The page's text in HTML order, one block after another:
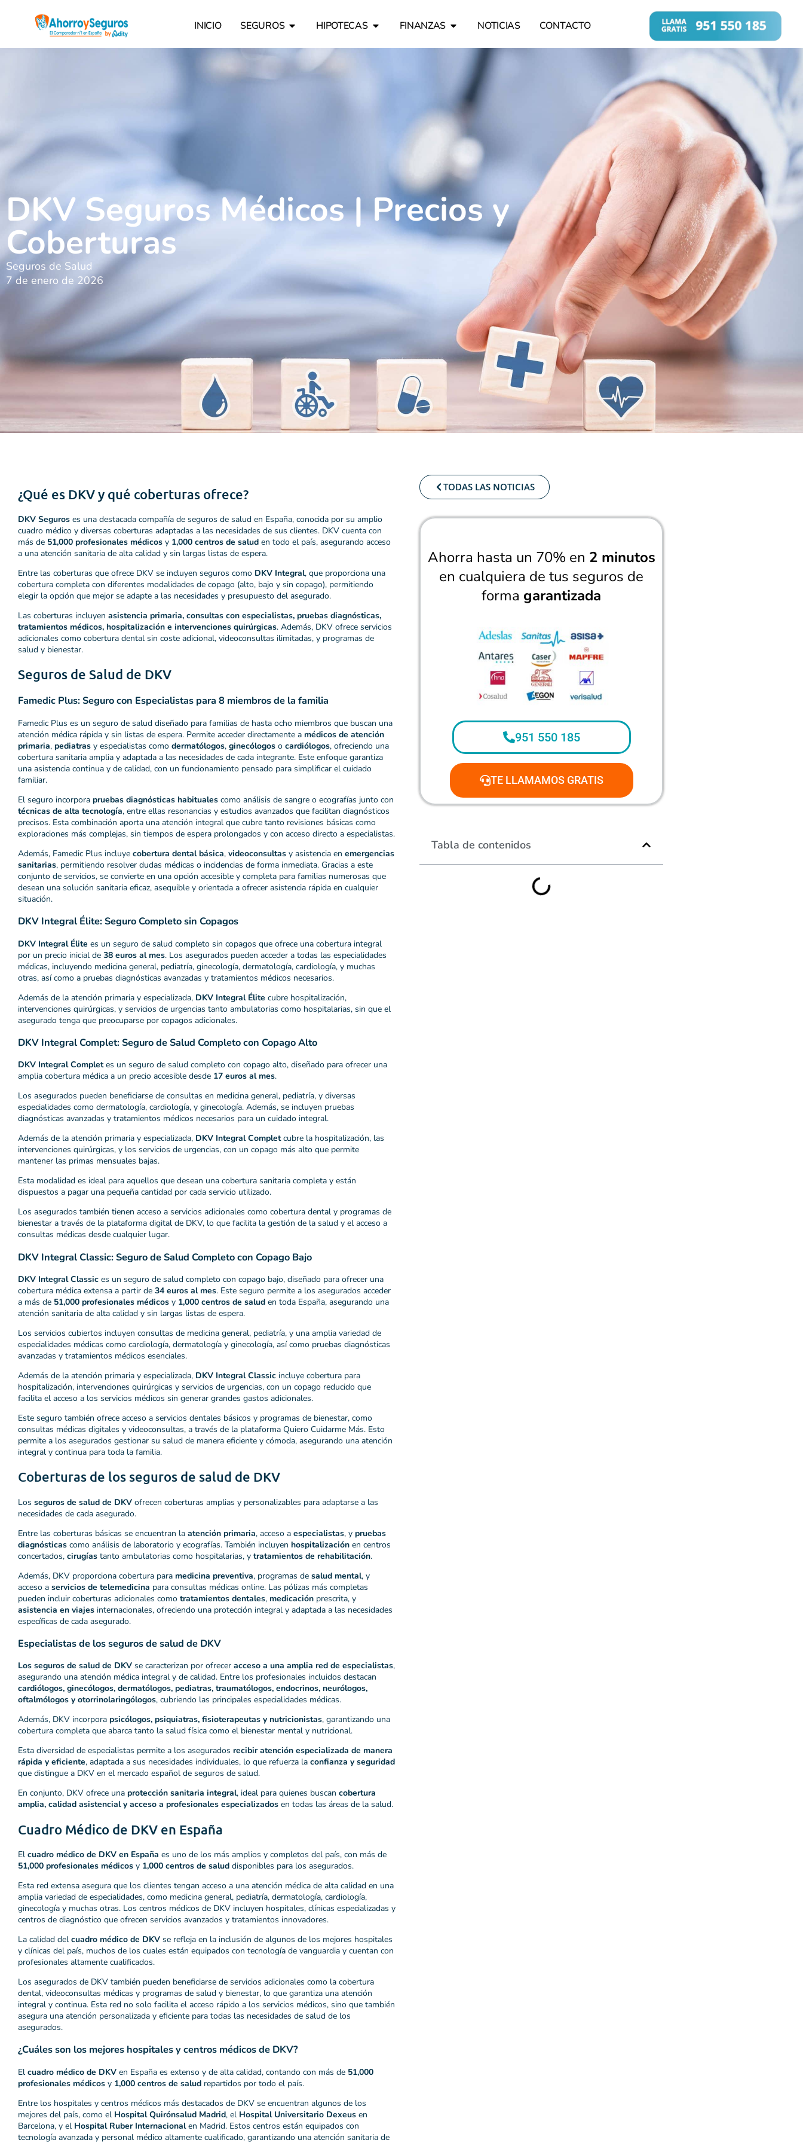
INICIO SEGUROS HIPOTECAS FINANZAS NOTICIAS CONTACTO
DKV Seguros Médicos | Precios y
Coberturas
Seguros de Salud
7 de enero de 2026
¿Qué es DKV y qué coberturas ofrece?
DKV Seguros es una destacada compañía de seguros de salud en España, conocida por su amplio
cuadro médico y diversas coberturas adaptadas a las necesidades de sus clientes. DKV cuenta con
más de 51,000 profesionales médicos y 1,000 centros de salud en todo el país, asegurando acceso
a una atención sanitaria de alta calidad y sin largas listas de espera​​.
Entre las coberturas que ofrece DKV se incluyen seguros como DKV Integral, que proporciona una
cobertura completa con diferentes modalidades de copago (alto, bajo y sin copago), permitiendo
elegir la opción que mejor se adapte a las necesidades y presupuesto del asegurado.
Las coberturas incluyen asistencia primaria, consultas con especialistas, pruebas diagnósticas,
tratamientos médicos, hospitalización e intervenciones quirúrgicas. Además, DKV ofrece servicios
adicionales como cobertura dental sin coste adicional, videoconsultas ilimitadas, y programas de
salud y bienestar​.
Seguros de Salud de DKV
Famedic Plus: Seguro con Especialistas para 8 miembros de la familia
Famedic Plus es un seguro de salud diseñado para familias de hasta ocho miembros que buscan una
atención médica rápida y sin listas de espera. Permite acceder directamente a médicos de atención
primaria, pediatras y especialistas como dermatólogos, ginecólogos o cardiólogos, ofreciendo una
cobertura sanitaria amplia y adaptada a las necesidades de cada integrante. Este enfoque garantiza
una asistencia continua y de calidad, con un funcionamiento pensado para simplificar el cuidado
familiar.
El seguro incorpora pruebas diagnósticas habituales como análisis de sangre o ecografías junto con
técnicas de alta tecnología, entre ellas resonancias y estudios avanzados que facilitan diagnósticos
precisos. Esta combinación aporta una atención integral que cubre tanto revisiones básicas como
exploraciones más complejas, sin tiempos de espera prolongados y con acceso directo a especialistas.
Además, Famedic Plus incluye cobertura dental básica, videoconsultas y asistencia en emergencias
sanitarias, permitiendo resolver dudas médicas o incidencias de forma inmediata. Gracias a este
conjunto de servicios, se convierte en una opción accesible y completa para familias numerosas que
desean una solución sanitaria eficaz, asequible y orientada a ofrecer asistencia rápida en cualquier
situación.
DKV Integral Élite: Seguro Completo sin Copagos
DKV Integral Élite es un seguro de salud completo sin copagos que ofrece una cobertura integral
por un precio inicial de 38 euros al mes. Los asegurados pueden acceder a todas las especialidades
médicas, incluyendo medicina general, pediatría, ginecología, dermatología, cardiología, y muchas
otras, así como a pruebas diagnósticas avanzadas y tratamientos médicos necesarios.
Además de la atención primaria y especializada, DKV Integral Élite cubre hospitalización,
intervenciones quirúrgicas, y servicios de urgencias tanto ambulatorias como hospitalarias, sin que el
asegurado tenga que preocuparse por copagos adicionales.
DKV Integral Complet: Seguro de Salud Completo con Copago Alto
DKV Integral Completes un seguro de salud completo con copago alto, diseñado para ofrecer una
amplia cobertura médica a un precio accesible desde 17 euros al mes.
Los asegurados pueden beneficiarse de consultas en medicina general, pediatría, y diversas
especialidades como dermatología, cardiología, y ginecología. Además, se incluyen pruebas
diagnósticas avanzadas y tratamientos médicos necesarios para un cuidado integral.
Además de la atención primaria y especializada, DKV Integral Completcubre la hospitalización, las
intervenciones quirúrgicas, y los servicios de urgencias, con un copago más alto que permite
mantener las primas mensuales bajas.
Esta modalidad es ideal para aquellos que desean una cobertura sanitaria completa y están
dispuestos a pagar una pequeña cantidad por cada servicio utilizado.
Los asegurados también tienen acceso a servicios adicionales como cobertura dental y programas de
bienestar a través de la plataforma digital de DKV, lo que facilita la gestión de la salud y el acceso a
consultas médicas desde cualquier lugar.
DKV Integral Classic: Seguro de Salud Completo con Copago Bajo
DKV Integral Classic es un seguro de salud completo con copago bajo, diseñado para ofrecer una
cobertura médica extensa a partir de 34 euros al mes. Este seguro permite a los asegurados acceder
a más de 51,000 profesionales médicos y 1,000 centros de salud en toda España, asegurando una
atención sanitaria de alta calidad y sin largas listas de espera.
Los servicios cubiertos incluyen consultas de medicina general, pediatría, y una amplia variedad de
especialidades médicas como cardiología, dermatología y ginecología, así como pruebas diagnósticas
avanzadas y tratamientos médicos esenciales.
Además de la atención primaria y especializada, DKV Integral Classic incluye cobertura para
hospitalización, intervenciones quirúrgicas y servicios de urgencias, con un copago reducido que
facilita el acceso a los servicios médicos sin generar grandes gastos adicionales.
Este seguro también ofrece acceso a servicios dentales básicos y programas de bienestar, como
consultas médicas digitales y videoconsultas, a través de la plataforma Quiero Cuidarme Más. Esto
permite a los asegurados gestionar su salud de manera eficiente y cómoda, asegurando una atención
integral y continua para toda la familia.
Coberturas de los seguros de salud de DKV
Los seguros de salud de DKV ofrecen coberturas amplias y personalizables para adaptarse a las
necesidades de cada asegurado.
Entre las coberturas básicas se encuentran la atención primaria, acceso a especialistas, y pruebas
diagnósticas como análisis de laboratorio y ecografías. También incluyen hospitalización en centros
concertados, cirugías tanto ambulatorias como hospitalarias, y tratamientos de rehabilitación.
Además, DKV proporciona cobertura para medicina preventiva, programas de salud mental, y
acceso a servicios de telemedicina para consultas médicas online. Las pólizas más completas
pueden incluir coberturas adicionales como tratamientos dentales, medicación prescrita, y
asistencia en viajes internacionales, ofreciendo una protección integral y adaptada a las necesidades
específicas de cada asegurado.
Especialistas de los seguros de salud de DKV
Los seguros de salud de DKV se caracterizan por ofrecer acceso a una amplia red de especialistas,
asegurando una atención médica integral y de calidad. Entre los profesionales incluidos destacan
cardiólogos, ginecólogos, dermatólogos, pediatras, traumatólogos, endocrinos, neurólogos,
oftalmólogos y otorrinolaringólogos, cubriendo las principales especialidades médicas.
Además, DKV incorpora psicólogos, psiquiatras, fisioterapeutas y nutricionistas, garantizando una
cobertura completa que abarca tanto la salud física como el bienestar mental y nutricional.
Esta diversidad de especialistas permite a los asegurados recibir atención especializada de manera
rápida y eficiente, adaptada a sus necesidades individuales, lo que refuerza la confianza y seguridad
que distingue a DKV en el mercado español de seguros de salud.
En conjunto, DKV ofrece una protección sanitaria integral, ideal para quienes buscan cobertura
amplia, calidad asistencial y acceso a profesionales especializados en todas las áreas de la salud.
Cuadro Médico de DKV en España
El cuadro médico de DKV en España es uno de los más amplios y completos del país, con más de
51,000 profesionales médicos y 1,000 centros de salud disponibles para los asegurados.
Esta red extensa asegura que los clientes tengan acceso a una atención médica de alta calidad en una
amplia variedad de especialidades, como medicina general, pediatría, dermatología, cardiología,
ginecología y muchas otras. Los centros médicos de DKV incluyen hospitales, clínicas especializadas y
centros de diagnóstico que ofrecen servicios avanzados y tratamientos innovadores.
La calidad del cuadro médico de DKV se refleja en la inclusión de algunos de los mejores hospitales
y clínicas del país, muchos de los cuales están equipados con tecnología de vanguardia y cuentan con
profesionales altamente cualificados.
Los asegurados de DKV también pueden beneficiarse de servicios adicionales como la cobertura
dental, videoconsultas médicas y programas de salud y bienestar, lo que garantiza una atención
integral y continua. Esta red no solo facilita el acceso rápido a los servicios médicos, sino que también
asegura una atención personalizada y eficiente para todas las necesidades de salud de los
asegurados.
¿Cuáles son los mejores hospitales y centros médicos de DKV?
El cuadro médico de DKV en España es extenso y de alta calidad, contando con más de 51,000
profesionales médicos y 1,000 centros de salud repartidos por todo el país.
Entre los hospitales y centros médicos más destacados de DKV se encuentran algunos de los
mejores del país, como el Hospital Quirónsalud Madrid, el Hospital Universitario Dexeus en
Barcelona, y el Hospital Ruber Internacionalen Madrid. Estos centros están equipados con
tecnología avanzada y personal médico altamente cualificado, garantizando una atención sanitaria de
TODAS LAS NOTICIAS
Ahorra hasta un 70% en 2 minutos
en cualquiera de tus seguros de
forma garantizada
951 550 185
TE LLAMAMOS GRATIS
Tabla de contenidos